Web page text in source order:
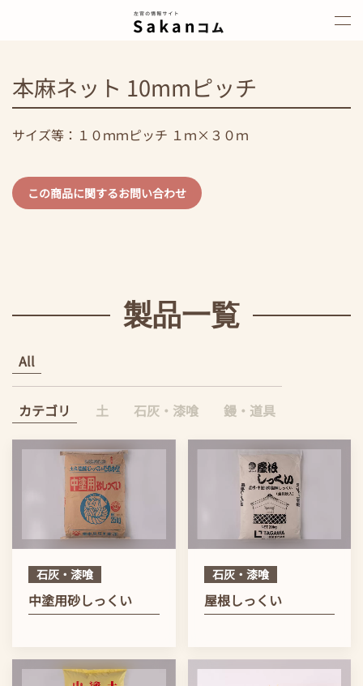
本麻ネット 10mmピッチ
サイズ等：１０ｍｍピッチ １ｍ×３０ｍ
この商品に関するお問い合わせ
製品一覧
All
カテゴリ 土 石灰・漆喰 鏝・道具
石灰・漆喰
中塗用砂しっくい
石灰・漆喰
屋根しっくい